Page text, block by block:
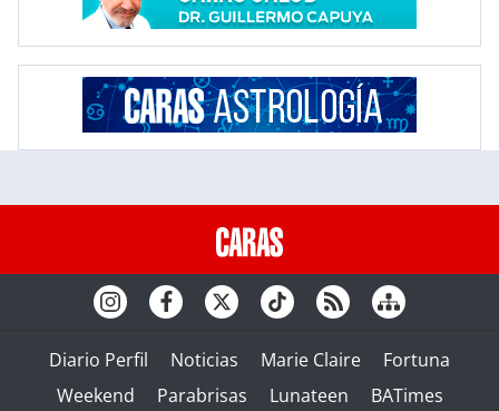
Diario Perfil Noticias Marie Claire
Fortuna
Weekend
Parabrisas Lunateen BATimes